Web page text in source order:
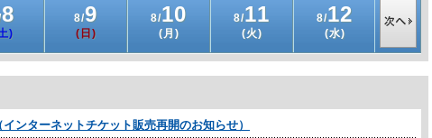
8
)
8/9
(日)
8/10
(月)
8/11
(火)
8/12
(水)
8/
ンターネットチケット販売再開のお知らせ）